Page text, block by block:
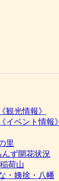
観光情報》
イベント情報》
里
んず開花状況
荷山
・姨捨・八幡